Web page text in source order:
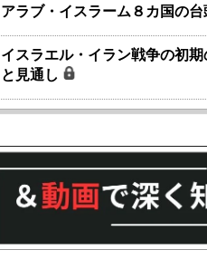
アラブ・イスラーム８カ国の台
イスラエル・イラン戦争の初
と見通し